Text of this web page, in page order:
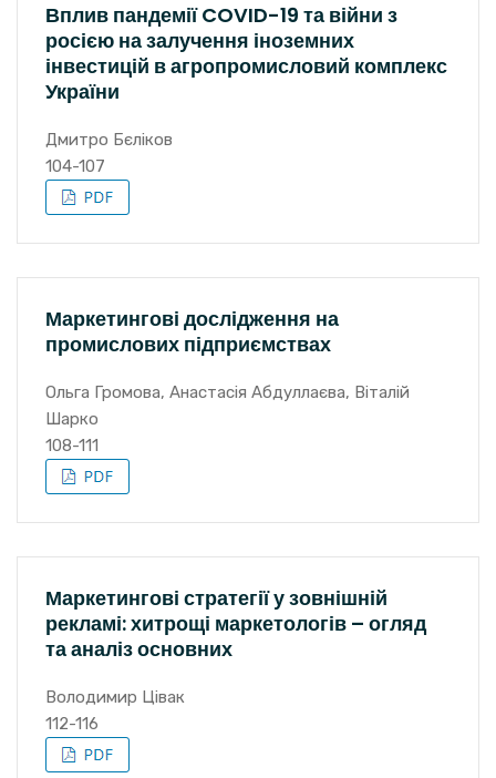
Вплив пандемії COVID-19 та війни з
росією на залучення іноземних
інвестицій в агропромисловий комплекс
України
Дмитро Бєліков
104-107
Маркетингові дослідження на
промислових підприємствах
Ольга Громова, Анастасія Абдуллаєва, Віталій
Шарко
108-111
Маркетингові стратегії у зовнішній
рекламі: хитрощі маркетологів – огляд
та аналіз основних
Володимир Цівак
112-116